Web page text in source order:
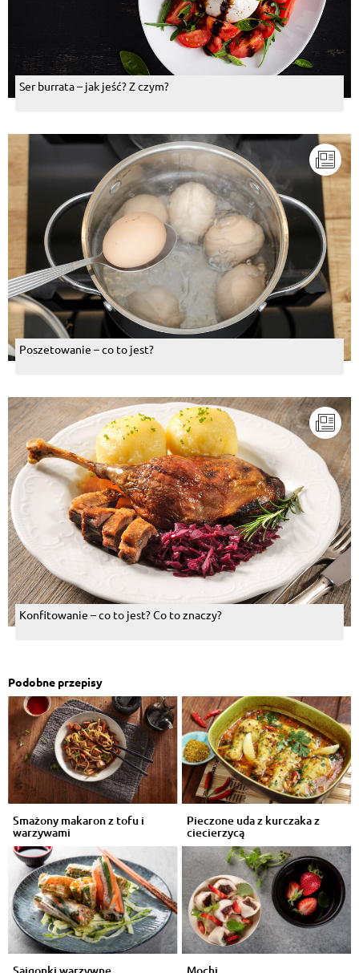
Ser burrata – jak jeść? Z czym?
Poszetowanie – co to jest?
Konfitowanie – co to jest? Co to znaczy?
Podobne przepisy
Smażony makaron z tofu i
warzywami
Pieczone uda z kurczaka z
ciecierzycą